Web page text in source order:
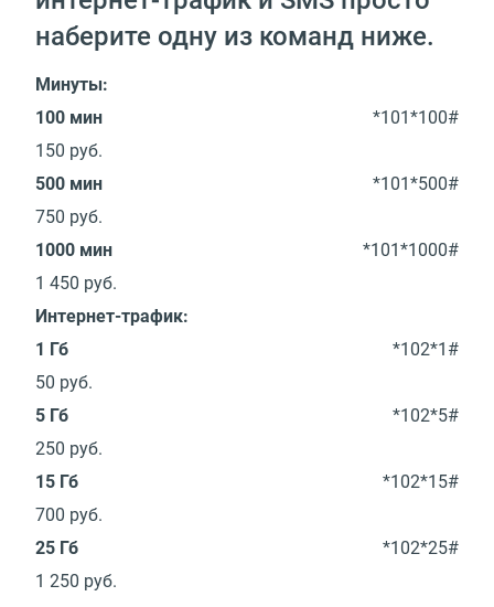
наберите одну из команд ниже.
Минуты:
100 мин
*101*100#
150 руб.
500 мин
*101*500#
750 руб.
1000 мин
*101*1000#
1 450 руб.
Интернет-трафик:
1 Гб
*102*1#
50 руб.
5 Гб
*102*5#
250 руб.
15 Гб
*102*15#
700 руб.
25 Гб
*102*25#
1 250 руб.